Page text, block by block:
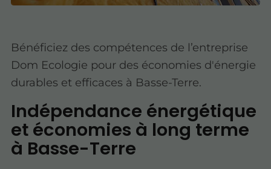
Bénéficiez des compétences de l’entreprise
Dom Ecologie pour des économies d'énergie
durables et efficaces à Basse-Terre.
Indépendance énergétique
et économies à long terme
à Basse-Terre